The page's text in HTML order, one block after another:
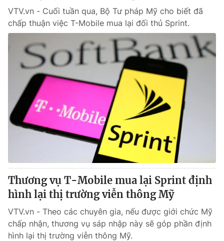
Photo Infographic
Video Shorts video
VTV Money VTV Thể thao
VTV Sức khoẻ Bất động sản
Thị trường 24h Tấm lòng Việt
VTV4 Vươn mình bằng AI
VTV9 VTV8
Liên hệ tòa soạn English
VTV.vn - Cuối tuần qua, Bộ Tư pháp Mỹ cho biết đã
chấp thuận việc T-Mobile mua lại đối thủ Sprint.
Thương vụ T-Mobile mua lại Sprint định
hình lại thị trường viễn thông Mỹ
VTV.vn - Theo các chuyên gia, nếu được giới chức Mỹ
chấp nhận, thương vụ sáp nhập này sẽ góp phần định
hình lại thị trường viễn thông Mỹ.